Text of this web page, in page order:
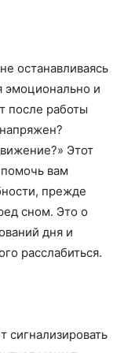
останавливаясь
эмоционально и
после работы
Этот
вам
прежде
сном. Это о
дня и
расслабиться.
сигнализировать